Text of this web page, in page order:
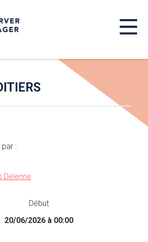
:
Delenne
Début
20/06/2026 à 00:00